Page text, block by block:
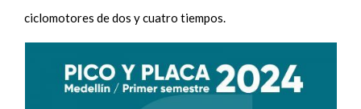
ciclomotores de dos y cuatro tiempos.